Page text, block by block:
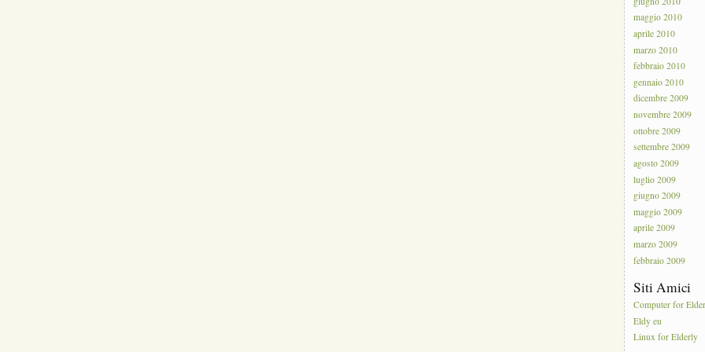
maggio 2010
aprile 2010
marzo 2010
febbraio 2010
gennaio 2010
dicembre 2009
novembre 2009
ottobre 2009
settembre 2009
agosto 2009
luglio 2009
giugno 2009
maggio 2009
aprile 2009
marzo 2009
febbraio 2009
Siti Amici
Computer for
Eldy eu
Linux for Elderly